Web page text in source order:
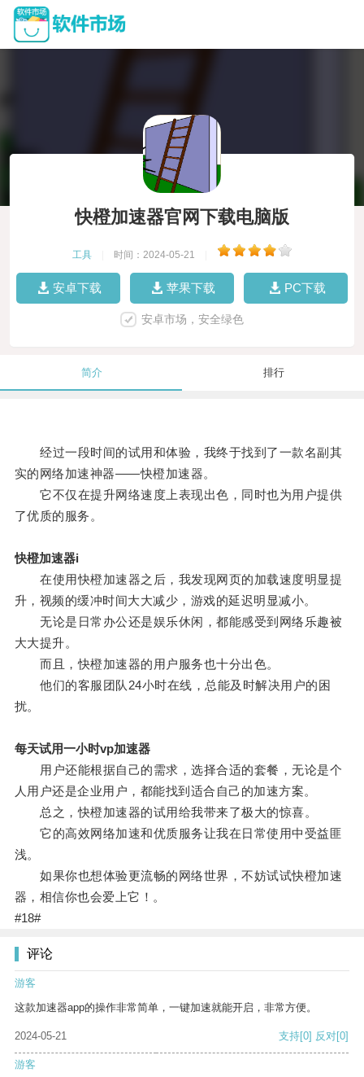
快橙加速器官网下载电脑版
工具 时间：2024-05-21
安卓下载 苹果下载 PC下载
安卓市场，安全绿色
简介 排行
经过一段时间的试用和体验，我终于找到了一款名副其
实的网络加速神器——快橙加速器。
它不仅在提升网络速度上表现出色，同时也为用户提供
了优质的服务。
快橙加速器i
在使用快橙加速器之后，我发现网页的加载速度明显提
升，视频的缓冲时间大大减少，游戏的延迟明显减小。
无论是日常办公还是娱乐休闲，都能感受到网络乐趣被
大大提升。
而且，快橙加速器的用户服务也十分出色。
他们的客服团队24小时在线，总能及时解决用户的困
扰。
每天试用一小时vp加速器
用户还能根据自己的需求，选择合适的套餐，无论是个
人用户还是企业用户，都能找到适合自己的加速方案。
总之，快橙加速器的试用给我带来了极大的惊喜。
它的高效网络加速和优质服务让我在日常使用中受益匪
浅。
如果你也想体验更流畅的网络世界，不妨试试快橙加速
器，相信你也会爱上它！。
#18#
评论
游客
这款加速器app的操作非常简单，一键加速就能开启，非常方便。
2024-05-21 支持[0] 反对[0]
游客